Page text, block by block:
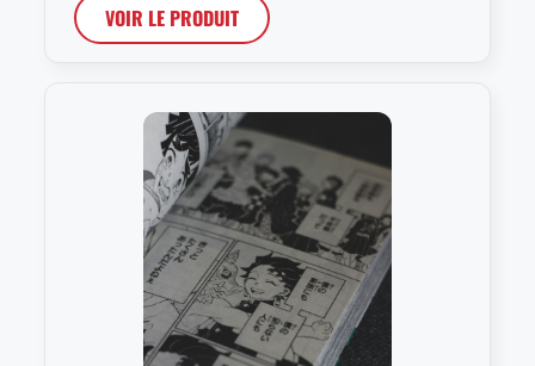
VOIR LE PRODUIT